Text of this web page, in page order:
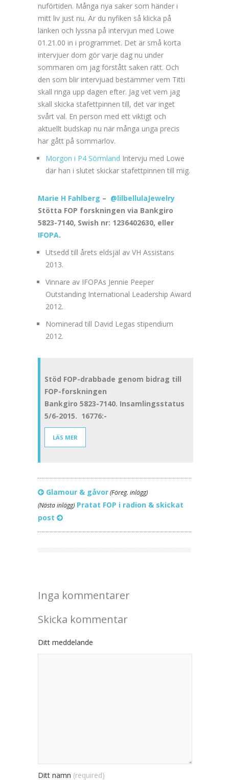
nuförtiden. Många nya saker som händer i
mitt liv just nu. Är du nyfiken så klicka på
länken och lyssna på intervjun med Lowe
01.21.00 in i programmet. Det är små korta
intervjuer dom gör varje dag nu under
sommaren om jag förstått saken rätt. Och
den som blir intervjuad bestämmer vem Titti
skall ringa upp dagen efter. Jag vet vem jag
skall skicka stafettpinnen till, det var inget
svårt val. En person med ett viktigt och
aktuellt budskap nu när många unga precis
har gått på sommarlov.
Morgon i P4 Sörmland Intervju med Lowe
där han i slutet skickar stafettpinnen till mig.
Marie H Fahlberg – @lilbellulaJewelry
Stötta FOP forskningen via Bankgiro
5823-7140, Swish nr: 1236402630, eller
IFOPA.
Utsedd till årets eldsjäl av VH Assistans
2013.
Vinnare av IFOPAs Jennie Peeper
Outstanding International Leadership Award
2012.
Nominerad till David Legas stipendium
2012.
Stöd FOP-drabbade genom bidrag till
FOP-forskningen
Bankgiro 5823-7140. Insamlingsstatus
5/6-2015. 16776:-
LÄS MER
Glamour & gåvor(Föreg. inlägg)
(Nästa inlägg) Pratat FOP i radion & skickat
post
Inga kommentarer
Skicka kommentar
Ditt meddelande
Ditt namn (required)